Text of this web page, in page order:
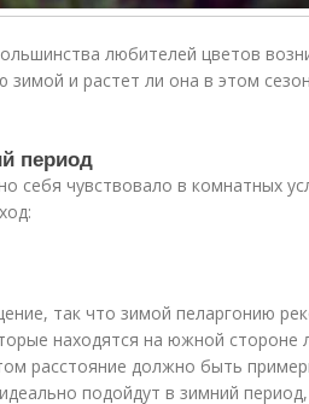
любителей цветов
зимой и растет ли она в этом
период
себя чувствовало в комнатных
так что зимой пеларгонию
находятся на южной стороне
расстояние должно быть
подойдут в зимний